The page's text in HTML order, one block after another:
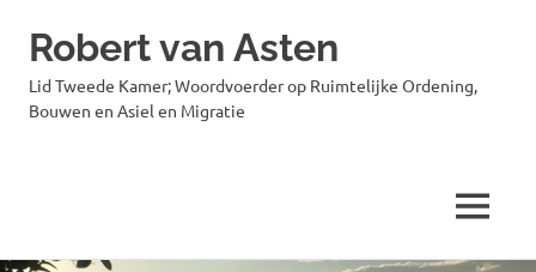
Robert van Asten
Lid Tweede Kamer; Woordvoerder op Ruimtelijke Ordening,
Bouwen en Asiel en Migratie
MENU